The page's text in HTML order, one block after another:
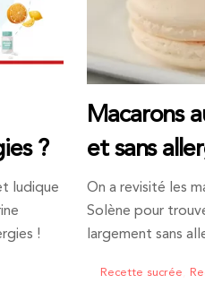
?
ludique
!
Macarons
et sans
On a revisité les
Solène pour
largement sans
Recette sucrée